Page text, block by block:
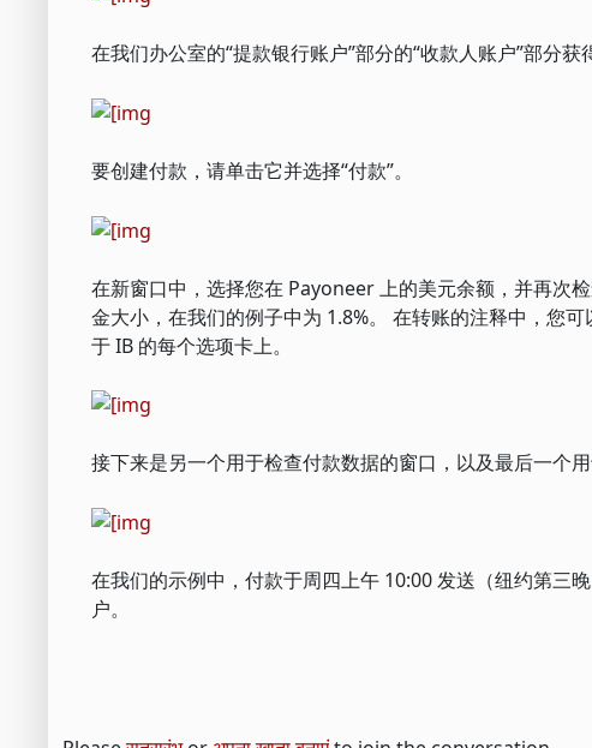
在我们办公室的“提款银行账户”部分的“收款人账户”部分获
要创建付款，请单击它并选择“付款”。
在新窗口中，选择您在 Payoneer 上的美元余额，并再次
金大小，在我们的例子中为 1.8%。 在转账的注释中，
于 IB 的每个选项卡上。
接下来是另一个用于检查付款数据的窗口，以及最后一个
在我们的示例中，付款于周四上午 10:00 发送（纽约第三
户。